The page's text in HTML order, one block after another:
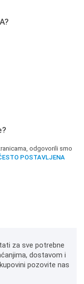
odgovorili smo
POSTAVLJENA
za sve potrebne
dostavom i
pozovite nas